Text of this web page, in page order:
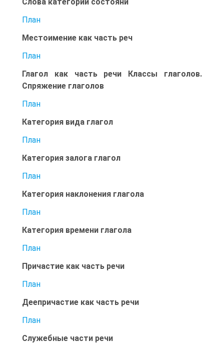
План
Местоимение как часть реч
План
Глагол как часть речи Классы глаголов.
Спряжение глаголов
План
Категория вида глагол
План
Категория залога глагол
План
Категория наклонения глагола
План
Категория времени глагола
План
Причастие как часть речи
План
Деепричастие как часть речи
План
Служебные части речи